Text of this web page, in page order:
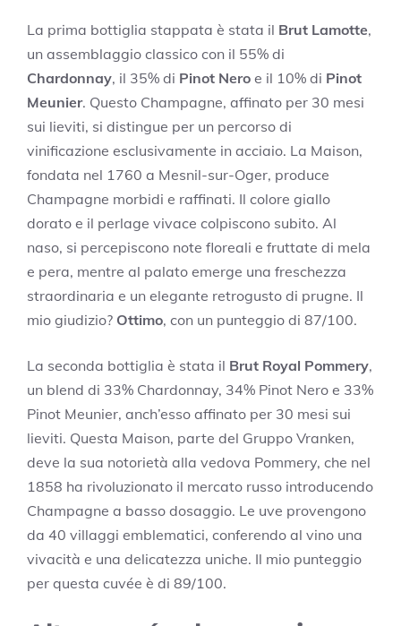
La prima bottiglia stappata è stata il Brut Lamotte,
un assemblaggio classico con il 55% di
Chardonnay, il 35% di Pinot Nero e il 10% di Pinot
Meunier. Questo Champagne, affinato per 30 mesi
sui lieviti, si distingue per un percorso di
vinificazione esclusivamente in acciaio. La Maison,
fondata nel 1760 a Mesnil-sur-Oger, produce
Champagne morbidi e raffinati. Il colore giallo
dorato e il perlage vivace colpiscono subito. Al
naso, si percepiscono note floreali e fruttate di mela
e pera, mentre al palato emerge una freschezza
straordinaria e un elegante retrogusto di prugne. Il
mio giudizio? Ottimo, con un punteggio di 87/100.
La seconda bottiglia è stata il Brut Royal Pommery,
un blend di 33% Chardonnay, 34% Pinot Nero e 33%
Pinot Meunier, anch’esso affinato per 30 mesi sui
lieviti. Questa Maison, parte del Gruppo Vranken,
deve la sua notorietà alla vedova Pommery, che nel
1858 ha rivoluzionato il mercato russo introducendo
Champagne a basso dosaggio. Le uve provengono
da 40 villaggi emblematici, conferendo al vino una
vivacità e una delicatezza uniche. Il mio punteggio
per questa cuvée è di 89/100.